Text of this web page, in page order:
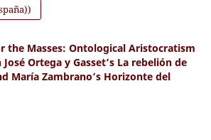
the Masses: Ontological Aristocratism
Ortega y Gasset’s La rebelión de
María Zambrano’s Horizonte del